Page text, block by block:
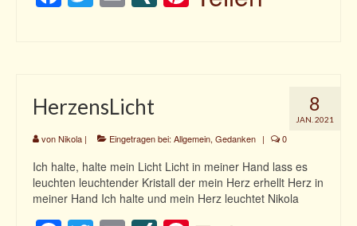
8
JAN. 2021
HerzensLicht
vonNikola | Eingetragen bei: Allgemein, Gedanken | 0
Ich halte, halte mein Licht Licht in meiner Hand lass es
leuchten leuchtender Kristall der mein Herz erhellt Herz in
meiner Hand Ich halte und mein Herz leuchtet Nikola